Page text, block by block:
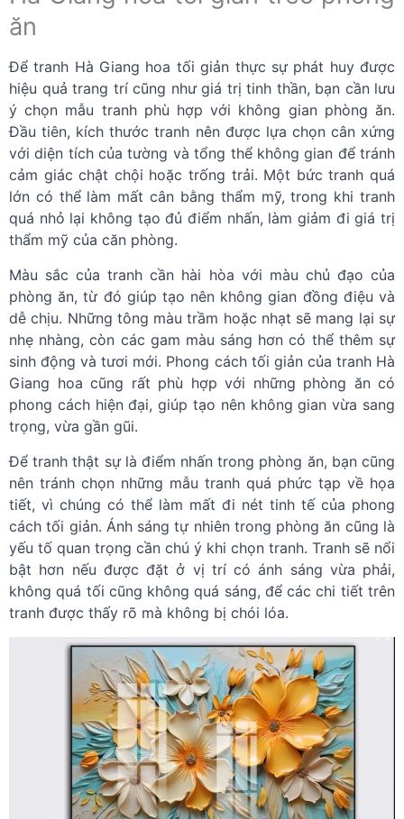
ăn
Để tranh Hà Giang hoa tối giản thực sự phát huy được
hiệu quả trang trí cũng như giá trị tinh thần, bạn cần lưu
ý chọn mẫu tranh phù hợp với không gian phòng ăn.
Đầu tiên, kích thước tranh nên được lựa chọn cân xứng
với diện tích của tường và tổng thể không gian để tránh
cảm giác chật chội hoặc trống trải. Một bức tranh quá
lớn có thể làm mất cân bằng thẩm mỹ, trong khi tranh
quá nhỏ lại không tạo đủ điểm nhấn, làm giảm đi giá trị
thẩm mỹ của căn phòng.
Màu sắc của tranh cần hài hòa với màu chủ đạo của
phòng ăn, từ đó giúp tạo nên không gian đồng điệu và
dễ chịu. Những tông màu trầm hoặc nhạt sẽ mang lại sự
nhẹ nhàng, còn các gam màu sáng hơn có thể thêm sự
sinh động và tươi mới. Phong cách tối giản của tranh Hà
Giang hoa cũng rất phù hợp với những phòng ăn có
phong cách hiện đại, giúp tạo nên không gian vừa sang
trọng, vừa gần gũi.
Để tranh thật sự là điểm nhấn trong phòng ăn, bạn cũng
nên tránh chọn những mẫu tranh quá phức tạp về họa
tiết, vì chúng có thể làm mất đi nét tinh tế của phong
cách tối giản. Ánh sáng tự nhiên trong phòng ăn cũng là
yếu tố quan trọng cần chú ý khi chọn tranh. Tranh sẽ nổi
bật hơn nếu được đặt ở vị trí có ánh sáng vừa phải,
không quá tối cũng không quá sáng, để các chi tiết trên
tranh được thấy rõ mà không bị chói lóa.